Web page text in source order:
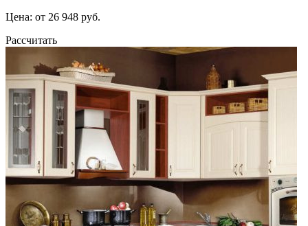
Цена: от 26 948 руб.
Рассчитать